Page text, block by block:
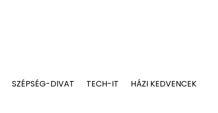
SZÉPSÉG-DIVAT TECH-IT HÁZI KEDVENCEK